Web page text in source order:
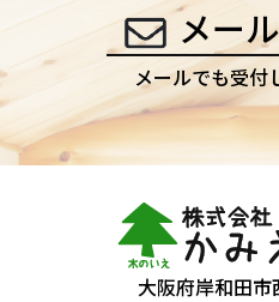
メー
メールでも受付
大阪府岸和田